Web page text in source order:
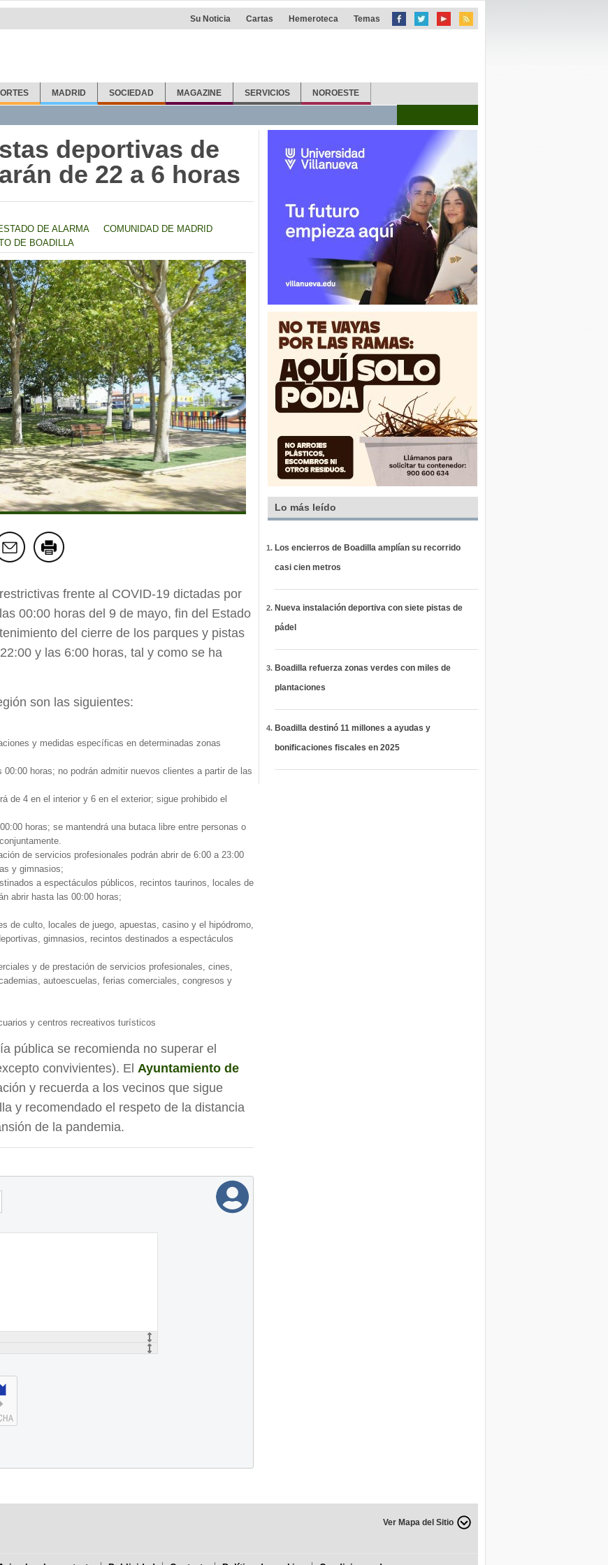
Su Noticia Cartas Hemeroteca Temas
MADRID SOCIEDAD MAGAZINE SERVICIOS NOROESTE
deportivas de
de 22 a 6 horas
DE ALARMA
COMUNIDAD DE MADRID
DE BOADILLA
frente al COVID-19 dictadas por
00:00 horas del 9 de mayo, fin del Estado
del cierre de los parques y pistas
y las 6:00 horas, tal y como se ha
son las siguientes:
y medidas específicas en determinadas zonas
horas; no podrán admitir nuevos clientes a partir de las
de 4 en el interior y 6 en el exterior; sigue prohibido el
horas; se mantendrá una butaca libre entre personas o
de servicios profesionales podrán abrir de 6:00 a 23:00
y gimnasios;
a espectáculos públicos, recintos taurinos, locales de
abrir hasta las 00:00 horas;
de culto, locales de juego, apuestas, casino y el hipódromo,
gimnasios, recintos destinados a espectáculos
y de prestación de servicios profesionales, cines,
autoescuelas, ferias comerciales, congresos y
y centros recreativos turísticos
pública se recomienda no superar el
convivientes). El Ayuntamiento de
y recuerda a los vecinos que sigue
y recomendado el respeto de la distancia
de la pandemia.
Lo más leído
Los encierros de Boadilla amplían su recorrido
casi cien metros
Nueva instalación deportiva con siete pistas de
pádel
Boadilla refuerza zonas verdes con miles de
plantaciones
Boadilla destinó 11 millones a ayudas y
bonificaciones fiscales en 2025
Ver Mapa del Sitio